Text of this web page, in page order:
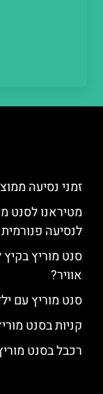
זמני נסיעה
מטיראנו לסנט
לנסיעה
סנט מוריץ
אוויר?
סנט מוריץ עם
קניות בסנט
רכבל בסנט